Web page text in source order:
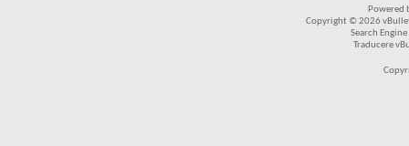
Powered
Copyright © 2026
Search
Traducere